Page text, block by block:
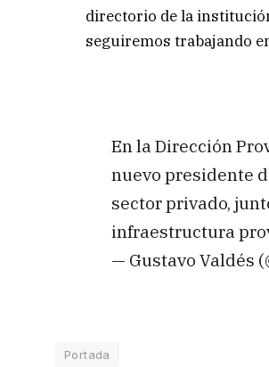
directorio de la
seguiremos trabajando
En la Dirección
nuevo presidente
sector privado,
infraestructura
— Gustavo Valdés
Portada